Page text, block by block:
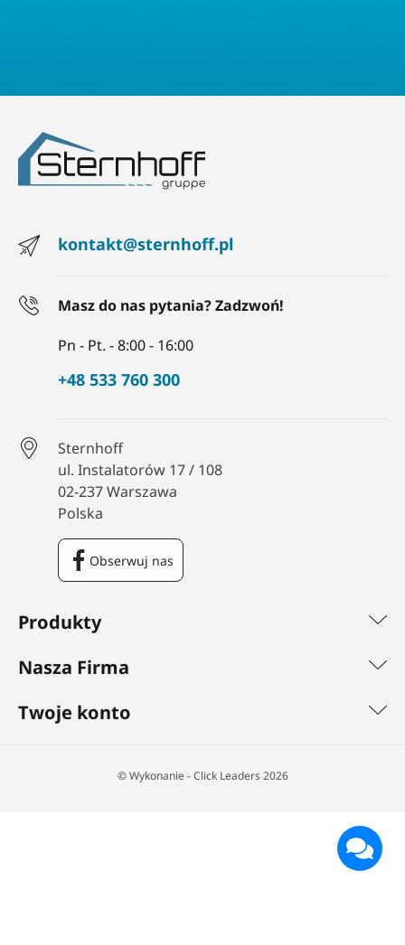
Produkty
Nasza Firma
Twoje konto
kontakt@sternhoff.pl
Masz do nas pytania? Zadzwoń!
Pn - Pt. - 8:00 - 16:00
+48 533 760 300
Sternhoff
ul. Instalatorów 17 / 108
02-237 Warszawa
Polska
Obserwuj nas
Facebook
©️ Wykonanie - Click Leaders 2026